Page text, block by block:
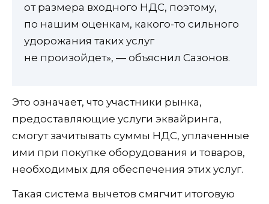
от размера входного НДС, поэтому,
по нашим оценкам, какого-то сильного
удорожания таких услуг
не произойдет», — объяснил Сазонов.
Это означает, что участники рынка,
предоставляющие услуги эквайринга,
смогут зачитывать суммы НДС, уплаченные
ими при покупке оборудования и товаров,
необходимых для обеспечения этих услуг.
Такая система вычетов смягчит итоговую